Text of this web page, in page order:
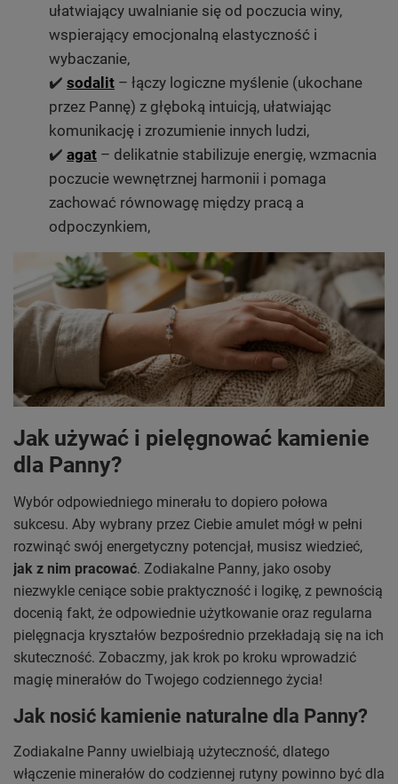
ułatwiający uwalnianie się od poczucia winy,
wspierający emocjonalną elastyczność i
wybaczanie,
✔️ sodalit – łączy logiczne myślenie (ukochane
przez Pannę) z głęboką intuicją, ułatwiając
komunikację i zrozumienie innych ludzi,
✔️ agat – delikatnie stabilizuje energię, wzmacnia
poczucie wewnętrznej harmonii i pomaga
zachować równowagę między pracą a
odpoczynkiem,
Jak używać i pielęgnować kamienie
dla Panny?
Wybór odpowiedniego minerału to dopiero połowa
sukcesu. Aby wybrany przez Ciebie amulet mógł w pełni
rozwinąć swój energetyczny potencjał, musisz wiedzieć,
jak z nim pracować. Zodiakalne Panny, jako osoby
niezwykle ceniące sobie praktyczność i logikę, z pewnością
docenią fakt, że odpowiednie użytkowanie oraz regularna
pielęgnacja kryształów bezpośrednio przekładają się na ich
skuteczność. Zobaczmy, jak krok po kroku wprowadzić
magię minerałów do Twojego codziennego życia!
Jak nosić kamienie naturalne dla Panny?
Zodiakalne Panny uwielbiają użyteczność, dlatego
włączenie minerałów do codziennej rutyny powinno być dla